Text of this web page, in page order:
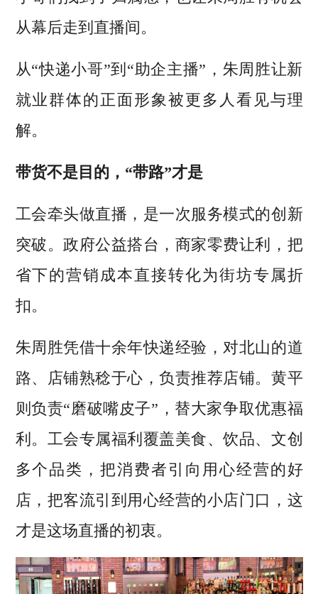
从幕后走到直播间。
从“快递小哥”到“助企主播”，朱周胜让新
就业群体的正面形象被更多人看见与理
解。
带货不是目的，“带路”才是
工会牵头做直播，是一次服务模式的创新
突破。政府公益搭台，商家零费让利，把
省下的营销成本直接转化为街坊专属折
扣。
朱周胜凭借十余年快递经验，对北山的道
路、店铺熟稔于心，负责推荐店铺。黄平
则负责“磨破嘴皮子”，替大家争取优惠福
利。工会专属福利覆盖美食、饮品、文创
多个品类，把消费者引向用心经营的好
店，把客流引到用心经营的小店门口，这
才是这场直播的初衷。